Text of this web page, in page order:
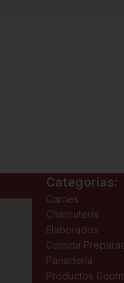
Categorías:
Carnes
Charcutería
Elaborados
Comida
Panadería
Productos